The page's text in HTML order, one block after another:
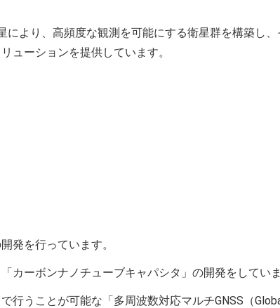
より、高頻度な観測を可能にする衛星群を構築し、
ューションを提供しています。
発を行っています。
カーボンナノチューブキャパシタ」の開発をしていま
行うことが可能な「多周波数対応マルチGNSS（